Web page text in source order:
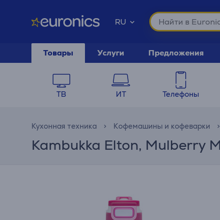
RU
Товары Услуги Предложения
ТВ ИТ Телефоны
Кухонная техника Кофемашины и кофеварки
Kambukka Elton, Mulberry